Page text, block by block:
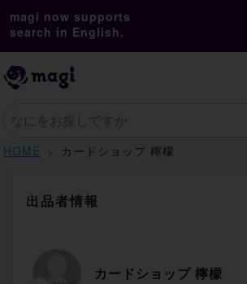
magi now supports
search in English.
HOME カードショップ 檸檬
出品者情報
カードショップ 檸檬